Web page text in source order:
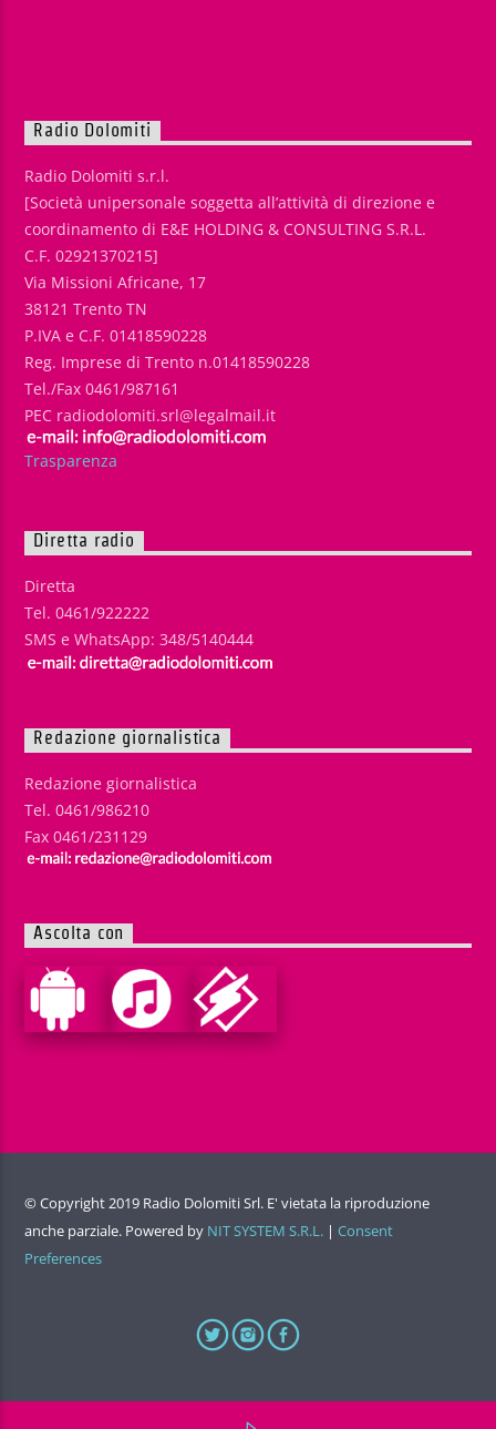
Radio Dolomiti
Radio Dolomiti s.r.l.
[Società unipersonale soggetta all’attività di direzione e
coordinamento di E&E HOLDING & CONSULTING S.R.L.
C.F. 02921370215]
Via Missioni Africane, 17
38121 Trento TN
P.IVA e C.F. 01418590228
Reg. Imprese di Trento n.01418590228
Tel./Fax 0461/987161
PEC radiodolomiti.srl@legalmail.it
Trasparenza
Diretta radio
Diretta
Tel. 0461/922222
SMS e WhatsApp: 348/5140444
Redazione giornalistica
Redazione giornalistica
Tel. 0461/986210
Fax 0461/231129
Ascolta con
© Copyright 2019 Radio Dolomiti Srl. E' vietata la riproduzione
anche parziale. Powered by NIT SYSTEM S.R.L. | Consent
Preferences